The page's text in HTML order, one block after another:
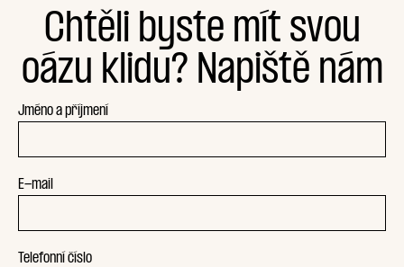
Chtěli byste mít svou
oázu klidu? Napiště nám
Jméno a příjmení
E-mail
Telefonní číslo